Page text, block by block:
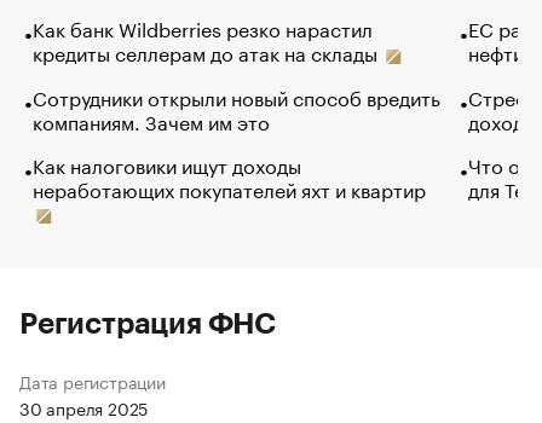
Как банк Wildberries резко нарастил
кредиты селлерам до атак на склады
Сотрудники открыли новый способ вредить
компаниям. Зачем им это
Как налоговики ищут доходы
неработающих покупателей яхт и квартир
ЕС
нефти
Что
для
Регистрация ФНС
Дата регистрации
30 апреля 2025